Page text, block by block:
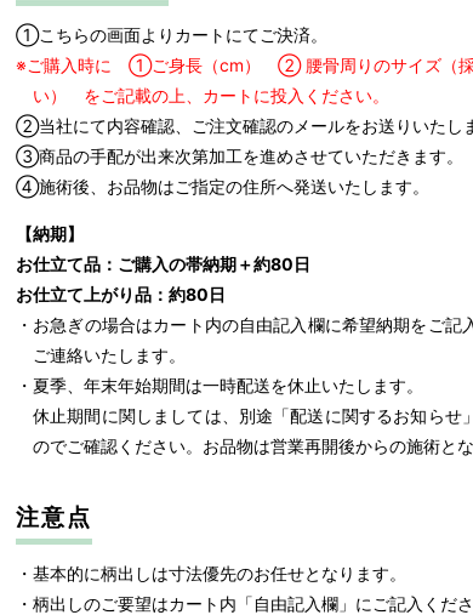
ご身長
以上
以下
～ 139cm 26cm 6.0cm
144cm
147cm
150cm
151cm ～ 152cm
153cm
～
154cm
30cm
155cm
～ 156cm
164cm
167cm ～ 170cm 35cm
①こちらの画面よりカートにてご決済。
※ご購入時に ①ご身長（cm） ② 腰骨周りのサイズ（採
い） をご記載の上、カートに投入ください。
②当社にて内容確認、ご注文確認のメールをお送りいたし
③商品の手配が出来次第加工を進めさせていただきます。
④施術後、お品物はご指定の住所へ発送いたします。
【納期】
お仕立て品：ご購入の帯納期＋約80日
お仕立て上がり品：約80日
・お急ぎの場合はカート内の自由記入欄に希望納期をご
ご連絡いたします。
・夏季、年末年始期間は一時配送を休止いたします。
休止期間に関しましては、別途「配送に関するお知らせ
のでご確認ください。お品物は営業再開後からの施術とな
注意点
・基本的に柄出しは寸法優先のお任せとなります。
・柄出しのご要望はカート内「自由記入欄」にご記入くださ